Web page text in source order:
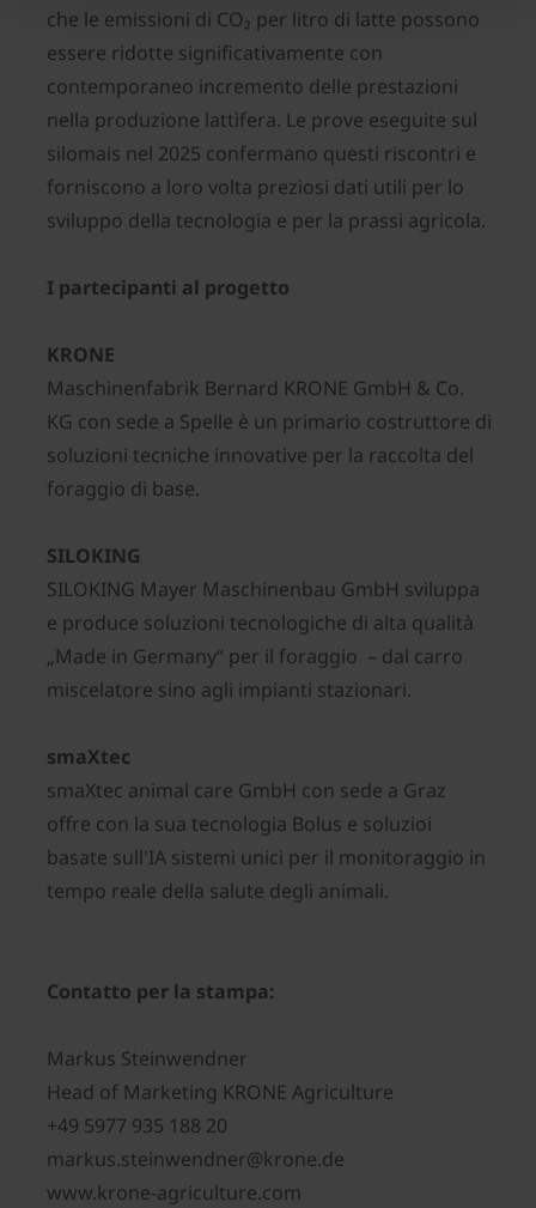
che le emissioni di CO₂ per litro di latte possono
essere ridotte significativamente con
contemporaneo incremento delle prestazioni
nella produzione lattìfera. Le prove eseguite sul
silomais nel 2025 confermano questi riscontri e
forniscono a loro volta preziosi dati utili per lo
sviluppo della tecnologia e per la prassi agricola.
I partecipanti al progetto
KRONE
Maschinenfabrik Bernard KRONE GmbH & Co.
KG con sede a Spelle è un primario costruttore di
soluzioni tecniche innovative per la raccolta del
foraggio di base.
SILOKING
SILOKING Mayer Maschinenbau GmbH sviluppa
e produce soluzioni tecnologiche di alta qualità
„Made in Germany“ per il foraggio – dal carro
miscelatore sino agli impianti stazionari.
smaXtec
smaXtec animal care GmbH con sede a Graz
offre con la sua tecnologia Bolus e soluzioi
basate sull'IA sistemi unici per il monitoraggio in
tempo reale della salute degli animali.
Contatto per la stampa:
Markus Steinwendner
Head of Marketing KRONE Agriculture
+49 5977 935 188 20
markus.steinwendner@krone.de
www.krone-agriculture.com